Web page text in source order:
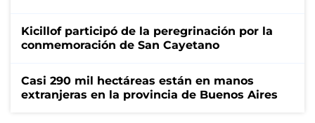
Kicillof participó de la peregrinación por la
conmemoración de San Cayetano
Casi 290 mil hectáreas están en manos
extranjeras en la provincia de Buenos Aires